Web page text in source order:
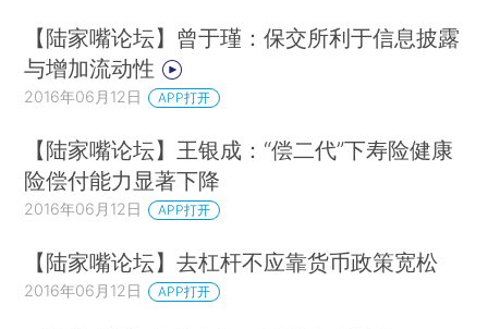
【陆家嘴论坛】曾于瑾：保交所利于信息披露
与增加流动性
2016年06月12日 APP打开
【陆家嘴论坛】王银成：“偿二代”下寿险健康
险偿付能力显著下降
2016年06月12日 APP打开
【陆家嘴论坛】去杠杆不应靠货币政策宽松
2016年06月12日 APP打开